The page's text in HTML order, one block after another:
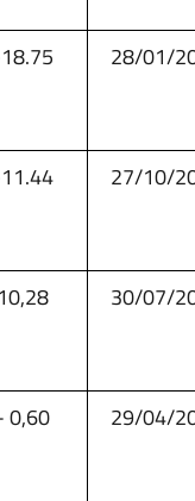
28/01/
27/10/
10,28 30/07/
0,60 29/04/